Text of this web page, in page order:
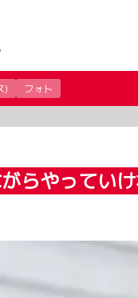
) フォト
らやってい